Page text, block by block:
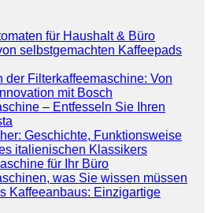
für Haushalt & Büro
selbstgemachten Kaffeepads
der Filterkaffeemaschine: Von
mit Bosch
– Entfesseln Sie Ihren
Geschichte, Funktionsweise
italienischen Klassikers
für Ihr Büro
was Sie wissen müssen
Kaffeeanbaus: Einzigartige